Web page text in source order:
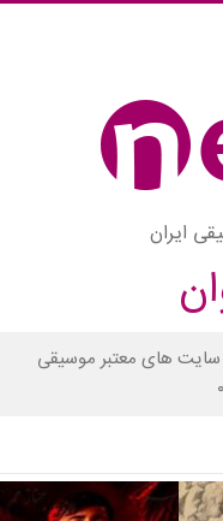
ایران
های معتبر موسیقی